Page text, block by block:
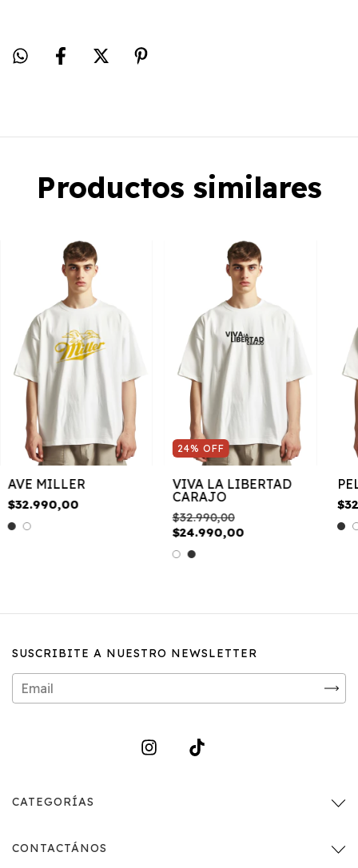
Productos similares
AVE MILLER
$32.990,00
24% OFF
VIVA LA LIBERTAD
CARAJO
$32.990,00
$24.990,00
SUSCRIBITE A NUESTRO NEWSLETTER
CATEGORÍAS
CONTACTÁNOS